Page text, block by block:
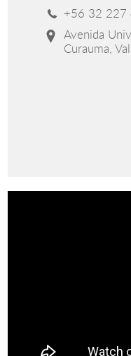
+56 32 227
Avenida
Curauma,